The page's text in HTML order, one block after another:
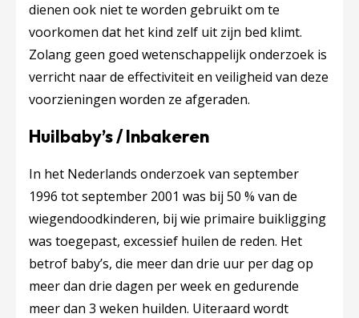
dienen ook niet te worden gebruikt om te
voorkomen dat het kind zelf uit zijn bed klimt.
Zolang geen goed wetenschappelijk onderzoek is
verricht naar de effectiviteit en veiligheid van deze
voorzieningen worden ze afgeraden.
Huilbaby’s / Inbakeren
In het Nederlands onderzoek van september
1996 tot september 2001 was bij 50 % van de
wiegendoodkinderen, bij wie primaire buikligging
was toegepast, excessief huilen de reden. Het
betrof baby’s, die meer dan drie uur per dag op
meer dan drie dagen per week en gedurende
meer dan 3 weken huilden. Uiteraard wordt